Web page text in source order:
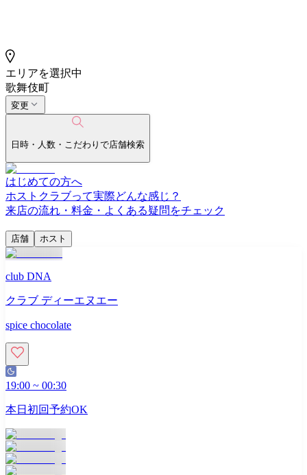
エリアを選択中
歌舞伎町
変更
日時・人数・こだわりで店舗検索
はじめての方へ
ホストクラブって実際どんな感じ？
来店の流れ・料金・よくある疑問をチェック
店舗 ホスト
club DNA
クラブ ディーエヌエー
spice chocolate
19:00 ~ 00:30
本日初回予約OK